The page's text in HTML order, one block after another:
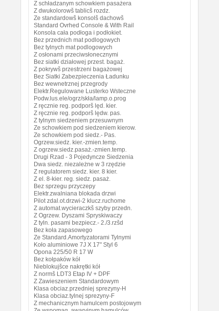
Z schładzanym schowkiem pasażera
Z dwukolorowš tablicš rozdz.
Ze standardowš konsolš dachowš
Standard Ovrhed Console & With Rail
Konsola cała podłoga i podłokiet.
Bez przednich mat podlogowych
Bez tylnych mat podlogowych
Z osłonami przeciwsłonecznymi
Bez siatki działowej przest. bagaż.
Z pokrywš przestrzeni bagażowej
Bez Siatki Zabezpieczenia Ładunku
Bez wewnetrznej przegrody
Elektr.Regulowane Lusterko Wsteczne
Podw.lus.ele/ogrz/skła/lamp.o.prog
Z ręcznie reg. podporš lęd. kier.
Z ręcznie reg. podporš lędw. pas.
Z tylnym siedzeniem przesuwnym
Ze schowkiem pod siedzeniem kierow.
Ze schowkiem pod siedz.- Pas.
Ogrzew.siedz. kier.-zmien.temp.
Z ogrzew.siedz.pasaż.-zmien.temp.
Drugi Rzad - 3 Pojedyncze Siedzenia
Dwa siedz. niezależne w 3 rzędzie
Z regulatorem siedz. kier. 8 kier.
Z el. 8-kier. reg. siedz. pasaż.
Bez sprzegu przyczepy
Elektr.zwalniana blokada drzwi
Pilot zdal.ot.drzwi-2 klucz.ruchome
Z automat.wycieraczkš szyby przedn.
Z Ogrzew. Dyszami Spryskiwaczy
Z tyln. pasami bezpiecz.- 2./3.rzšd
Bez koła zapasowego
Ze Standard.Amortyzatorami Tylnymi
Koło aluminiowe 7J X 17" Styl 6
Opona 225/50 R 17 W
Bez kołpaków kół
Nieblokujšce nakrętki kół
Z normš LDT3 Etap IV + DPF
Z Zawieszeniem Standardowym
Klasa obciaz.przedniej sprezyny-H
Klasa obciaz.tylnej sprezyny-F
Z mechanicznym hamulcem postojowym